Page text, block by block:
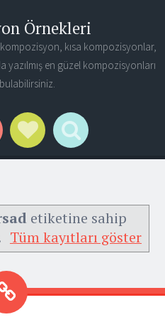
Örnekleri
kısa kompozisyonlar,
en güzel kompozisyonları
Social Links
Search
etiketine sahip
Tüm kayıtları göster